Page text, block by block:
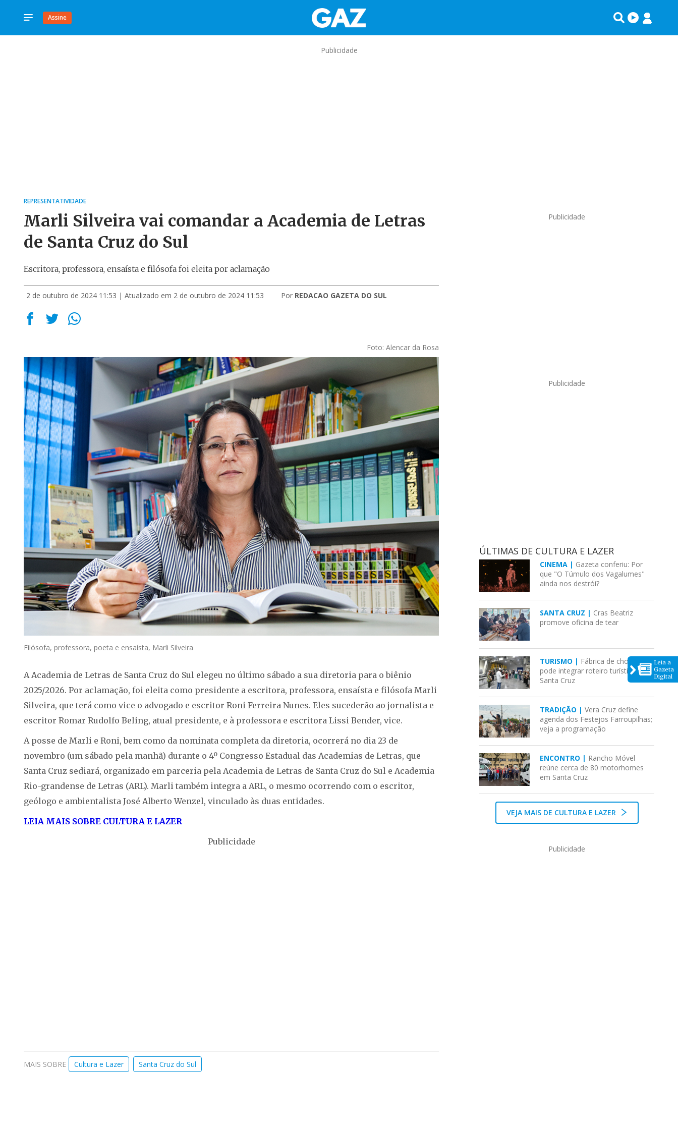
Assine
Leia a
Gazeta
Digital
Publicidade
REPRESENTATIVIDADE
Marli Silveira vai comandar a Academia de Letras
de Santa Cruz do Sul
Escritora, professora, ensaísta e filósofa foi eleita por aclamação
2 de outubro de 2024 11:53 | Atualizado em 2 de outubro de 2024 11:53 Por REDACAO GAZETA DO SUL
Foto: Alencar da Rosa
Filósofa, professora, poeta e ensaísta, Marli Silveira
A Academia de Letras de Santa Cruz do Sul elegeu no último sábado a sua diretoria para o biênio
2025/2026. Por aclamação, foi eleita como presidente a escritora, professora, ensaísta e filósofa Marli
Silveira, que terá como vice o advogado e escritor Roni Ferreira Nunes. Eles sucederão ao jornalista e
escritor Romar Rudolfo Beling, atual presidente, e à professora e escritora Lissi Bender, vice.
A posse de Marli e Roni, bem como da nominata completa da diretoria, ocorrerá no dia 23 de
novembro (um sábado pela manhã) durante o 4º Congresso Estadual das Academias de Letras, que
Santa Cruz sediará, organizado em parceria pela Academia de Letras de Santa Cruz do Sul e Academia
Rio-grandense de Letras (ARL). Marli também integra a ARL, o mesmo ocorrendo com o escritor,
geólogo e ambientalista José Alberto Wenzel, vinculado às duas entidades.
LEIA MAIS SOBRE CULTURA E LAZER
Publicidade
MAIS SOBRE Cultura e Lazer Santa Cruz do Sul
Publicidade
Publicidade
ÚLTIMAS DE CULTURA E LAZER
CINEMA | Gazeta conferiu: Por
que "O Túmulo dos Vagalumes"
ainda nos destrói?
SANTA CRUZ | Cras Beatriz
promove oficina de tear
TURISMO | Fábrica de chocolates
pode integrar roteiro turístico em
Santa Cruz
TRADIÇÃO |Vera Cruz define
agenda dos Festejos Farroupilhas;
veja a programação
ENCONTRO | Rancho Móvel
reúne cerca de 80 motorhomes
em Santa Cruz
VEJA MAIS DE CULTURA E LAZER
Publicidade